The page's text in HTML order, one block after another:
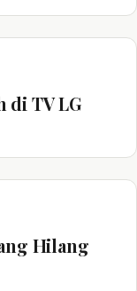
di TV LG
Hilang